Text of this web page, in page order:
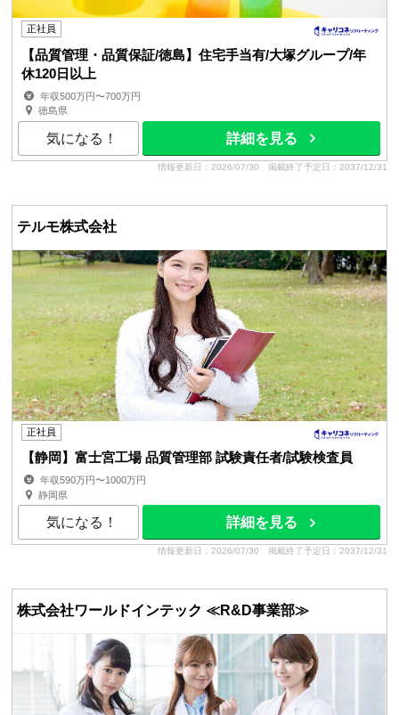
正社員
【品質管理・品質保証/徳島】住宅手当有/大塚グループ/年
休120日以上
年収500万円〜700万円
徳島県
気になる！ 詳細を見る
情報更新日：2026/07/30 掲載終了予定日：2037/12/31
テルモ株式会社
正社員
【静岡】富士宮工場 品質管理部 試験責任者/試験検査員
年収590万円〜1000万円
静岡県
気になる！ 詳細を見る
情報更新日：2026/07/30 掲載終了予定日：2037/12/31
株式会社ワールドインテック ≪R&D事業部≫